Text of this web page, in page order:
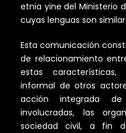
etnia yine del Ministerio
cuyas lenguas son
Esta comunicación
de relacionamiento
estas
informal de otros
acción integrada
involucradas, las
sociedad civil, a fin